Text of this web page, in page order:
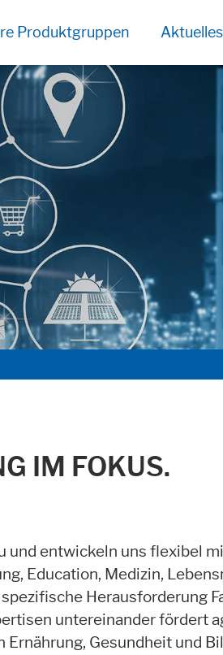
Produktgruppen Aktuelles
IM FOKUS.
und entwickeln uns flexibel
Education, Medizin,
Herausforderung
untereinander fördert
Gesundheit und